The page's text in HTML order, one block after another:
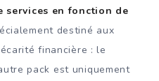
services en fonction de
destiné aux
financière : le
pack est uniquement